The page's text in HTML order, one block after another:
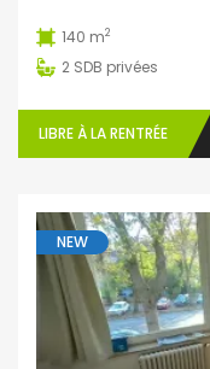
140 m2
2 SDB privées
LIBRE À LA RENTRÉE
NEW